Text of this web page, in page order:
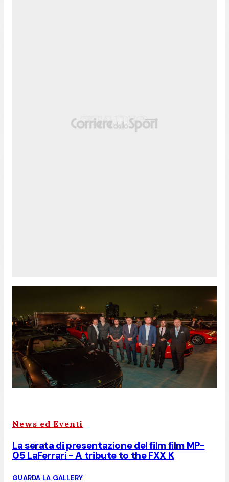
News ed Eventi
La serata di presentazione del film film MP-
05 LaFerrari - A tribute to the FXX K
GUARDA LA GALLERY